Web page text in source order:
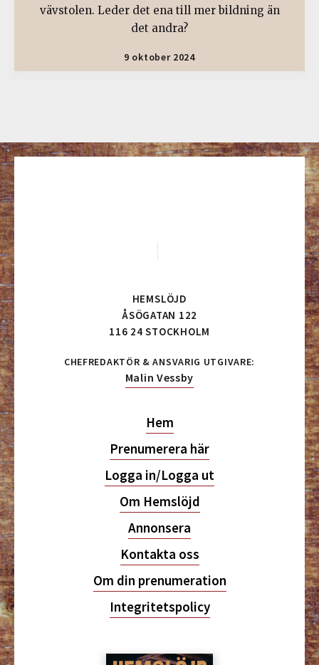
vävstolen. Leder det ena till mer bildning än
det andra?
9 oktober 2024
HEMSLÖJD
ÅSÖGATAN 122
116 24 STOCKHOLM
CHEFREDAKTÖR & ANSVARIG UTGIVARE:
Malin Vessby
Hem
Prenumerera här
Logga in/Logga ut
Om Hemslöjd
Annonsera
Kontakta oss
Om din prenumeration
Integritetspolicy